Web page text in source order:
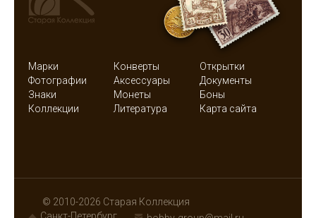
Марки Конверты
Открытки
Фотографии
Аксессуары
Документы
Знаки
Монеты
Боны
Коллекции
Литература Карта сайта
© 2010-2026 Старая Коллекция